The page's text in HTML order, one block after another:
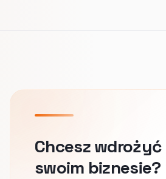
Chcesz
swoim biznesie?